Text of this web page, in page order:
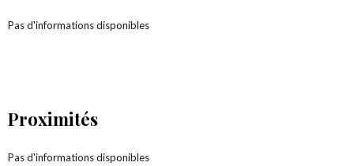
Pas d'informations disponibles
Proximités
Pas d'informations disponibles